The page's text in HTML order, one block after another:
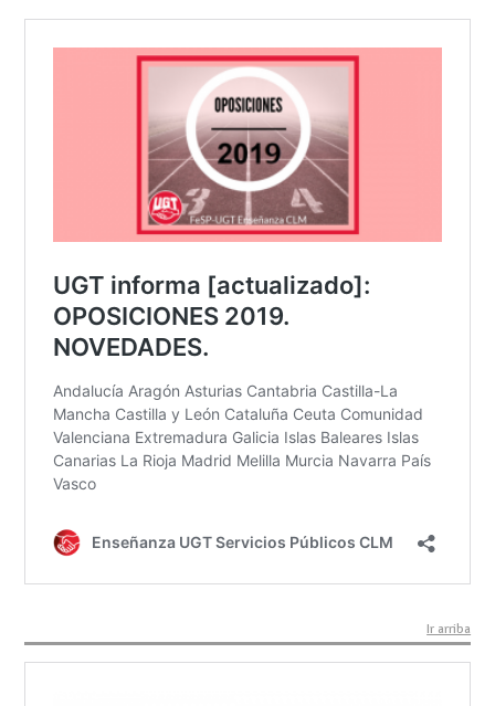
Ir arriba